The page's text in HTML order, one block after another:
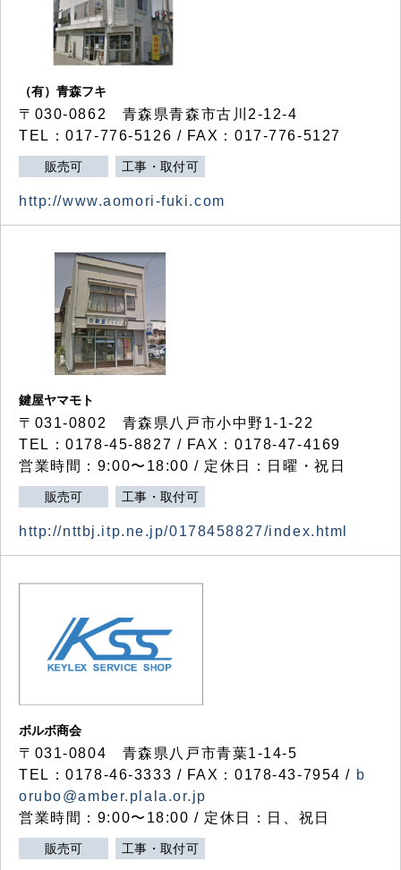
（有）青森フキ
〒030-0862 青森県青森市古川2-12-4
TEL：017-776-5126 / FAX：017-776-5127
販売可 工事・取付可
http://www.aomori-fuki.com
鍵屋ヤマモト
〒031-0802 青森県八戸市小中野1-1-22
TEL：0178-45-8827 / FAX：0178-47-4169
営業時間：9:00〜18:00 / 定休日：日曜・祝日
販売可 工事・取付可
http://nttbj.itp.ne.jp/0178458827/index.html
ボルボ商会
〒031-0804 青森県八戸市青葉1-14-5
TEL：0178-46-3333 / FAX：0178-43-7954 / b
orubo@amber.plala.or.jp
営業時間：9:00〜18:00 / 定休日：日、祝日
販売可 工事・取付可